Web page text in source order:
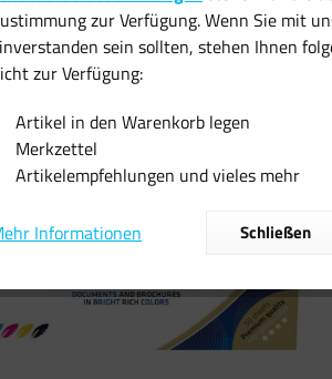
zur Verfügung. Wenn Sie mit
sein sollten, stehen Ihnen
zur Verfügung:
Artikel in den Warenkorb legen
Merkzettel
Artikelempfehlungen und vieles mehr
Informationen Schließen